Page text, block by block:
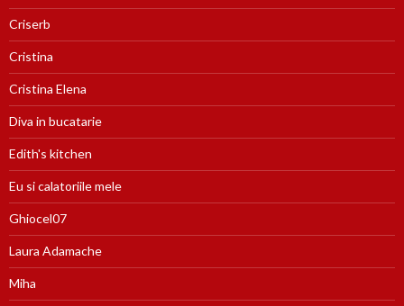
Criserb
Cristina
Cristina Elena
Diva in bucatarie
Edith's kitchen
Eu si calatoriile mele
Ghiocel07
Laura Adamache
Miha